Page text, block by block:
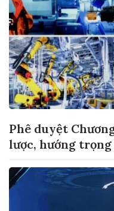
Phê duyệt
lược, hướng